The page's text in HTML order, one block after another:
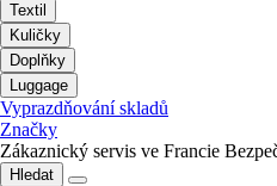
Textil
Kuličky
Doplňky
Luggage
Vyprazdňování skladů
Značky
Zákaznický servis ve Francie
Hledat